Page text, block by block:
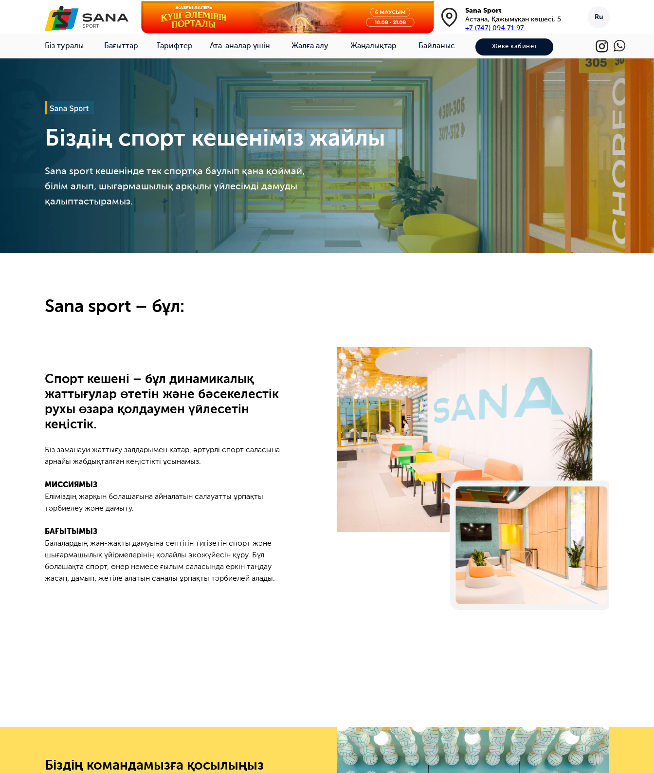
Sana Sport
Астана, Қажымұқан көшесі, 5
+7 (747) 094 71 97
Ru
Тарифтер Ата-аналар үшін Жалға алу Жаңалықтар Байланыс
Біз туралы Жеке кабинет
Бағыттар
Біздің спорт кешеніміз жайлы
Sana sport кешенінде тек спортқа баулып қана қоймай,
білім алып, шығармашылық арқылы үйлесімді дамуды
қалыптастырамыз.
Sana sport – бұл:
Спорт кешені – бұл динамикалық
жаттығулар өтетін және бәсекелестік
рухы өзара қолдаумен үйлесетін
кеңістік.
Біз заманауи жаттығу залдарымен қатар, әртүрлі спорт саласына
арнайы жабдықталған кеңістікті ұсынамыз.
МИССИЯМЫЗ
Еліміздің жарқын болашағына айналатын салауатты ұрпақты
тәрбиелеу және дамыту.
БАҒЫТЫМЫЗ
Балалардың жан-жақты дамуына септігін тигізетін спорт және
шығармашылық үйірмелерінің қолайлы экожүйесін құру. Бұл
болашақта спорт, өнер немесе ғылым саласында еркін таңдау
жасап, дамып, жетіле алатын саналы ұрпақты тәрбиелей алады.
Біздің командамызға қосылыңыз